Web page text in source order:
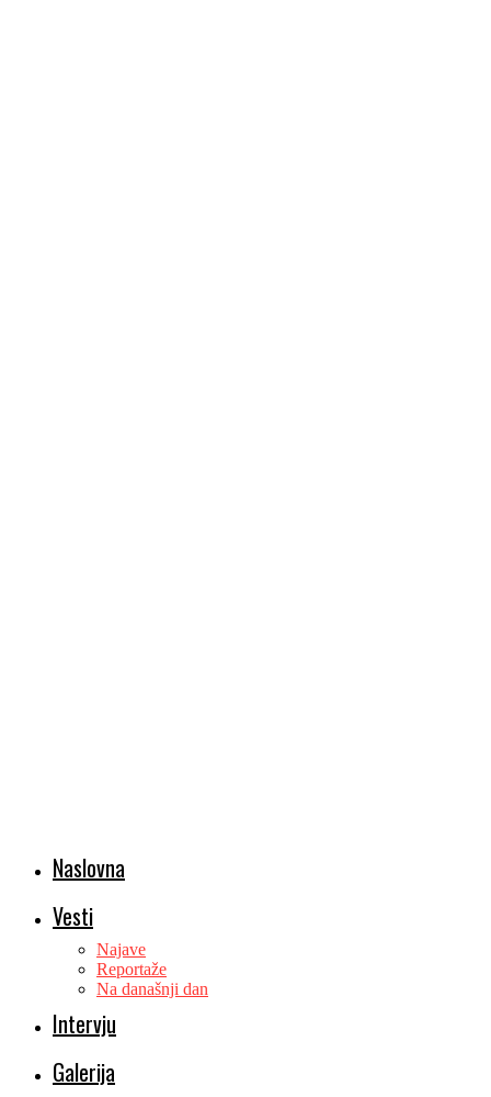
Naslovna
Vesti
Najave
Reportaže
Na današnji dan
Intervju
Galerija